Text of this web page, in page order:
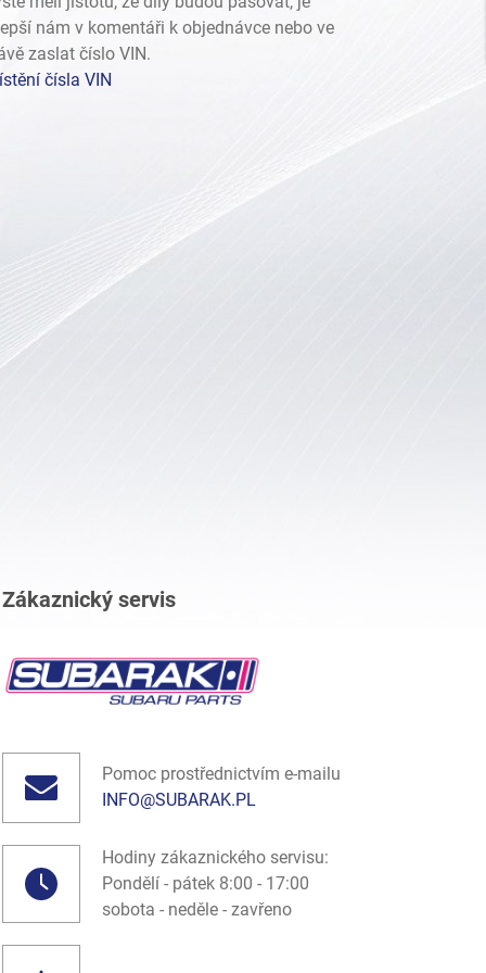
nám v komentáři k objednávce nebo ve
zaslat číslo VIN.
čísla VIN
Zákaznický servis
Pomoc prostřednictvím e-mailu
INFO@SUBARAK.PL
Hodiny zákaznického servisu:
Pondělí - pátek 8:00 - 17:00
sobota - neděle - zavřeno